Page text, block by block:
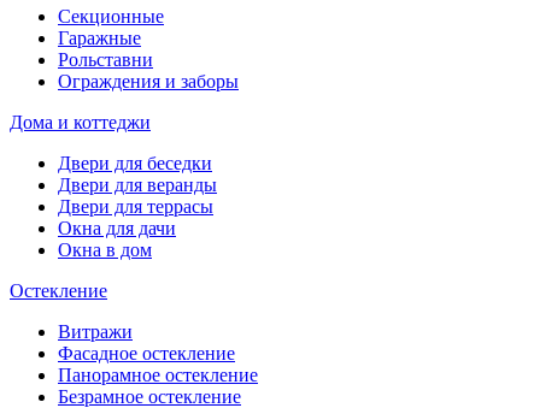
Секционные
Гаражные
Рольставни
Ограждения и заборы
Дома и коттеджи
Двери для беседки
Двери для веранды
Двери для террасы
Окна для дачи
Окна в дом
Остекление
Витражи
Фасадное остекление
Панорамное остекление
Безрамное остекление